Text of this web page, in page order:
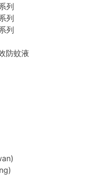
列
列
列
防蚊液